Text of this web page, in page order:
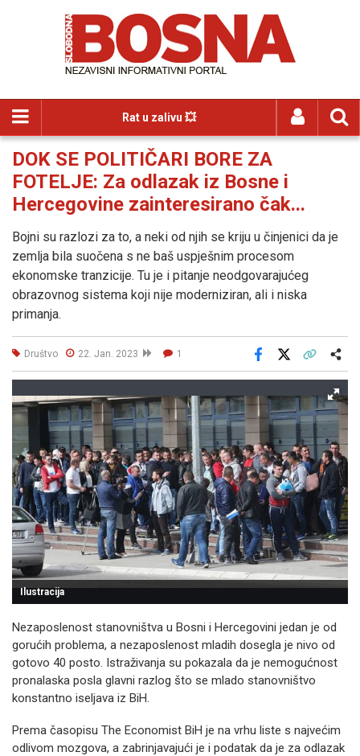
Rat u zalivu 💥
DOK SE POLITIČARI BORE ZA
FOTELJE: Za odlazak iz Bosne i
Hercegovine zainteresirano čak...
Bojni su razlozi za to, a neki od njih se kriju u činjenici da je
zemlja bila suočena s ne baš uspješnim procesom
ekonomske tranzicije. Tu je i pitanje neodgovarajućeg
obrazovnog sistema koji nije moderniziran, ali i niska
primanja.
Društvo 22. Jan. 2023 1
Facebook
Ilustracija
Nezaposlenost stanovništva u Bosni i Hercegovini jedan je od
gorućih problema, a nezaposlenost mladih dosegla je nivo od
gotovo 40 posto. Istraživanja su pokazala da je nemogućnost
pronalaska posla glavni razlog što se mlado stanovništvo
konstantno iseljava iz BiH.
Prema časopisu The Economist BiH je na vrhu liste s najvećim
odlivom mozgova, a zabrinjavajući je i podatak da je za odlazak